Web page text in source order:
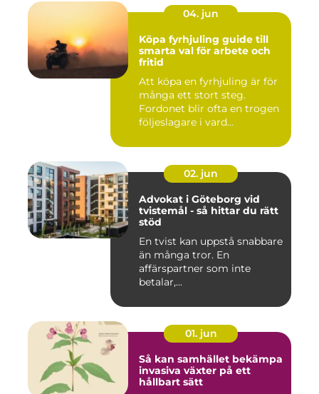
04. jun
Köpa fyrhjuling guide till
smarta val för arbete och
fritid
Att köpa en fyrhjuling är för
många ett stort steg.
Fordonet blir ofta en trogen
följeslagare i vard...
02. jun
Advokat i Göteborg vid
tvistemål - så hittar du rätt
stöd
En tvist kan uppstå snabbare
än många tror. En
affärspartner som inte
betalar,...
01. jun
Så kan samhället bekämpa
invasiva växter på ett
hållbart sätt